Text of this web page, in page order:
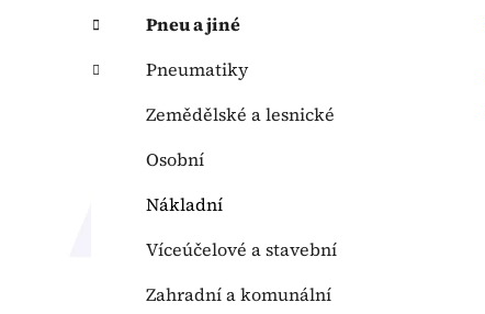
Pneu a jiné
Pneumatiky
Zemědělské a lesnické
Osobní
Nákladní
Víceúčelové a stavební
Zahradní a komunální